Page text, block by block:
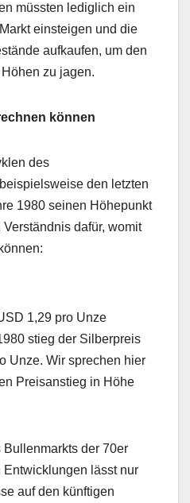
müssten lediglich ein
einsteigen und die
aufkaufen, um den
zu jagen.
können
des
den letzten
1980 seinen Höhepunkt
dafür, womit
1,29 pro Unze
stieg der Silberpreis
Unze. Wir sprechen hier
Preisanstieg in Höhe
der 70er
lässt nur
auf den künftigen